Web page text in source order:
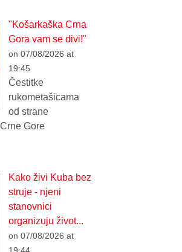
"Košarkaška Crna
Gora vam se divi!"
on 07/08/2026 at
19:45
Čestitke
rukometašicama
od strane
Gore
Kako živi Kuba bez
struje - njeni
stanovnici
organizuju život...
on 07/08/2026 at